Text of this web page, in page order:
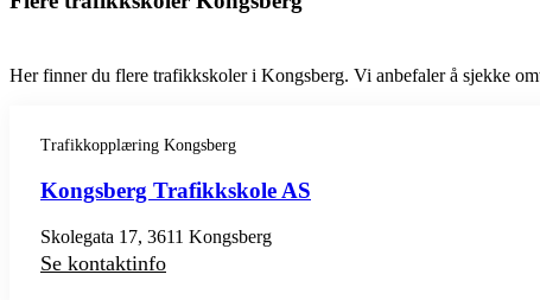
Her finner du flere trafikkskoler i Kongsberg. Vi anbefaler å sjekke
Trafikkopplæring Kongsberg
Kongsberg Trafikkskole AS
Skolegata 17, 3611 Kongsberg
Se kontaktinfo